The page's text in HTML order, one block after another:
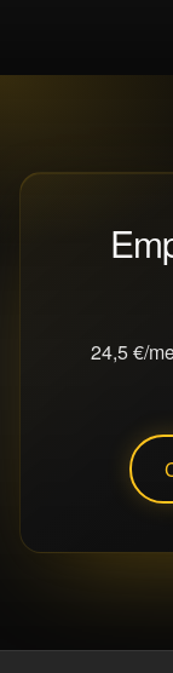
24,5 €/